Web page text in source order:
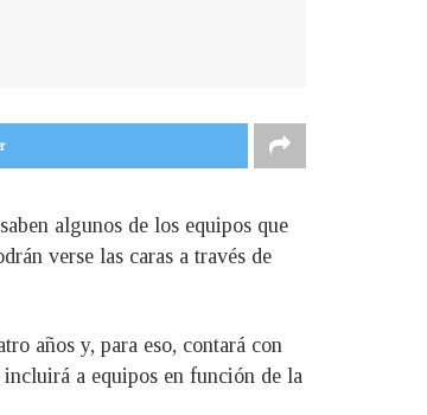
algunos de los equipos que
verse las caras a través de
años y, para eso, contará con
a equipos en función de la